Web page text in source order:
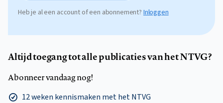
Heb je al een account of een abonnement? Inloggen
Altijd toegang tot alle publicaties van het NTVG?
Abonneer vandaag nog!
12 weken kennismaken met het NTVG